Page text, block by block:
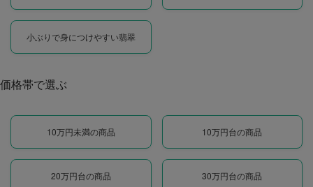
小ぶりで身につけやすい翡翠
価格帯で選ぶ
10万円未満の商品 10万円台の商品
20万円台の商品 30万円台の商品